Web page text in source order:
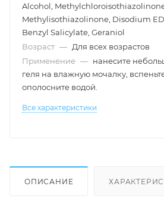
Alcohol,
Methylisothiazolinone, Disodium
Benzyl Salicylate, Geraniol
Возраст — Для всех возрастов
Применение — нанесите
геля на влажную мочалку,
ополосните водой.
Все характеристики
ОПИСАНИЕ